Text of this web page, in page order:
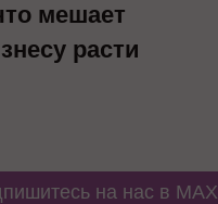
мешает
расти
на нас в MAX